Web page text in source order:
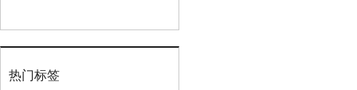
热门标签